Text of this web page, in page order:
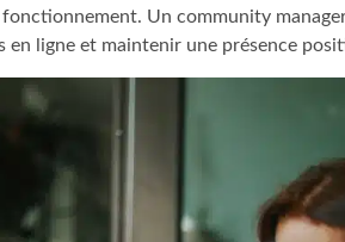
Un community
en ligne et maintenir une présence